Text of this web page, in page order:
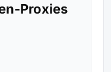
Proxies